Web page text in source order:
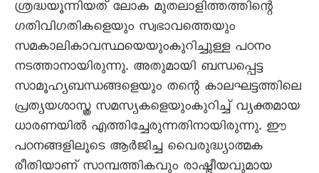
ശ്രദ്ധയൂന്നിയത് ലോക മുതലാളിത്തത്തിന്റെ
ഗതിവിഗതികളെയും സ്വഭാവത്തെയും
സമകാലികാവസ്ഥയെയുംകുറിച്ചുള്ള പഠനം
നടത്താനായിരുന്നു. അതുമായി ബന്ധപ്പെട്ട
സാമൂഹ്യബന്ധങ്ങളെയും തന്റെ കാലഘട്ടത്തിലെ
പ്രത്യയശാസ്ത്ര സമസ്യകളെയുംകുറിച്ച് വ്യക്തമായ
ധാരണയിൽ എത്തിച്ചേരുന്നതിനായിരുന്നു. ഈ
പഠനങ്ങളിലൂടെ ആർജിച്ച വെെരുദ്ധ്യാത്മക
രീതിയാണ് സാമ്പത്തികവും രാഷ്ട്രീയവുമായ